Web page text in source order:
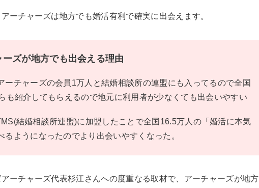
ーチャーズは地方でも婚活有利で確実に出会えます。
ーズが地方でも出会える理由
ーチャーズの会員1万人と結婚相談所の連盟にも入ってるので全国
も紹介してもらえるので地元に利用者が少なくても出会いやすい
結婚相談所連盟)に加盟したことで全国16.5万人の「婚活に本気
るようになったのでより出会いやすくなった。
ーチャーズ代表杉江さんへの度重なる取材で、アーチャーズが地方